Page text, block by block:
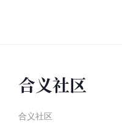
合义社区
合义社区